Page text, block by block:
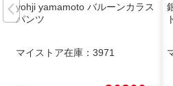
yohji yamamoto バルーンカラス
パンツ
マイストア在庫： 3971